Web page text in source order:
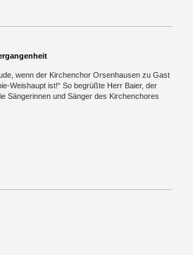
wenn der Kirchenchor Orsenhausen zu Gast
Weishaupt ist!“ So begrüßte Herr Baier, der
Sängerinnen und Sänger des Kirchenchores